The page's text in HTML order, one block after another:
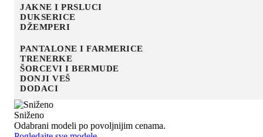
JAKNE I PRSLUCI
DUKSERICE
DŽEMPERI
PANTALONE I FARMERICE
TRENERKE
ŠORCEVI I BERMUDE
DONJI VEŠ
DODACI
Sniženo
Odabrani modeli po povoljnijim cenama.